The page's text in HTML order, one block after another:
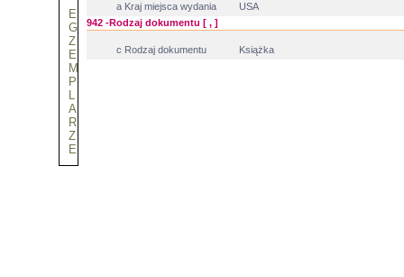
E
G
Z
E
M
P
L
A
R
Z
E
a Kraj miejsca wydania
USA
942 -Rodzaj dokumentu [ , ]
c Rodzaj dokumentu Książka